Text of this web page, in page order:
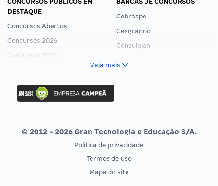
CONCURSOS PÚBLICOS EM
DESTAQUE
Concursos Abertos
Concursos 2026
Concursos 2025
Concurso Ibama
Concurso MPU
Editais publicados
BANCAS DE CONCURSOS
Cebraspe
Cesgranrio
Consulplan
Vunesp
CONCURSOS POR PROFISSÃO
EXAME DE ORDEM
Veja mais
© 2012 - 2026 Gran Tecnologia e Educação S/A.
Política de privacidade
Termos de uso
Mapa do site